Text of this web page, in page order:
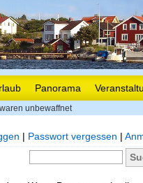
Panorama
unbewaffnet
| Passwort vergessen |